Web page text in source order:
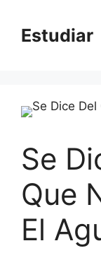
contentEstudiar
Se
Que
El